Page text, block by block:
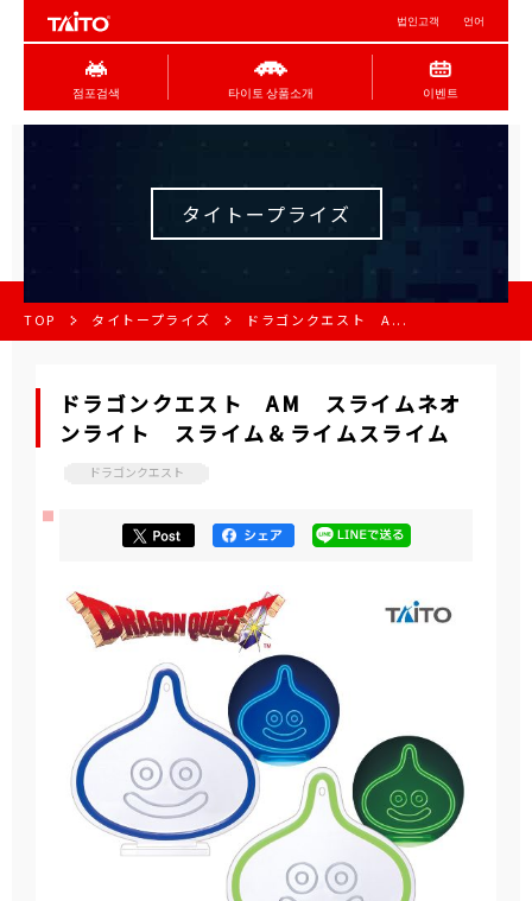
법인고객 언어
점포검색 타이토 상품소개 이벤트
タイトープライズ
TOP タイトープライズ ドラゴンクエスト A...
ドラゴンクエスト AM スライムネオ
ンライト スライム＆ライムスライム
ドラゴンクエスト